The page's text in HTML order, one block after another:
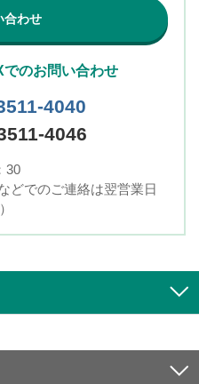
合わせ
のお問い合わせ
4040
4046
30
どでのご連絡は翌営業日